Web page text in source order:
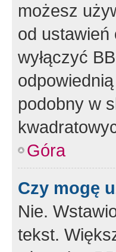
możesz
od
wyłączyć
podobny w
Góra
Czy mogę
Nie.
tekst.